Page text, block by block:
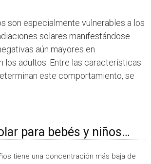
son especialmente vulnerables a los
solares manifestándose
aún mayores en
los adultos. Entre las características
este comportamiento, se
para bebés y niños…
tiene una concentración más baja de